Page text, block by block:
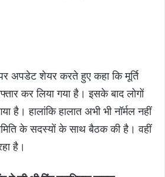
अपडेट शेयर करते हुए कहा कि मूर्ति
कर लिया गया है। इसके बाद लोगों
है। हालांकि हालात अभी भी नॉर्मल नहीं
के सदस्यों के साथ बैठक की है। वहीं
है।